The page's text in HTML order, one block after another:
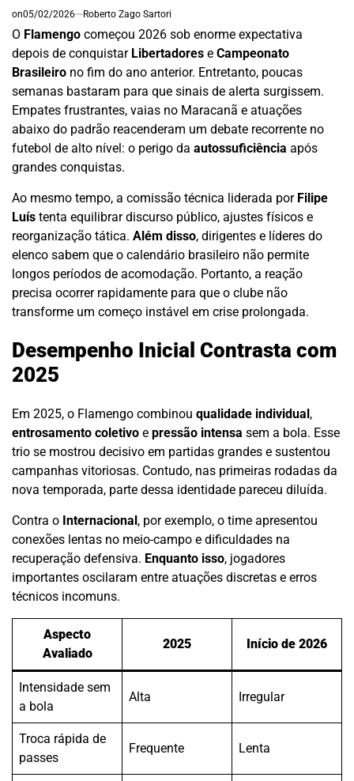
on05/02/2026 Roberto Zago Sartori
O Flamengo começou 2026 sob enorme expectativa
depois de conquistar Libertadores e Campeonato
Brasileiro no fim do ano anterior. Entretanto, poucas
semanas bastaram para que sinais de alerta surgissem.
Empates frustrantes, vaias no Maracanã e atuações
abaixo do padrão reacenderam um debate recorrente no
futebol de alto nível: o perigo da autossuficiência após
grandes conquistas.
Ao mesmo tempo, a comissão técnica liderada por Filipe
Luís tenta equilibrar discurso público, ajustes físicos e
reorganização tática. Além disso, dirigentes e líderes do
elenco sabem que o calendário brasileiro não permite
longos períodos de acomodação. Portanto, a reação
precisa ocorrer rapidamente para que o clube não
transforme um começo instável em crise prolongada.
Desempenho Inicial Contrasta com
2025
Em 2025, o Flamengo combinou qualidade individual,
entrosamento coletivo e pressão intensa sem a bola. Esse
trio se mostrou decisivo em partidas grandes e sustentou
campanhas vitoriosas. Contudo, nas primeiras rodadas da
nova temporada, parte dessa identidade pareceu diluída.
Contra o Internacional, por exemplo, o time apresentou
conexões lentas no meio-campo e dificuldades na
recuperação defensiva. Enquanto isso, jogadores
importantes oscilaram entre atuações discretas e erros
técnicos incomuns.
Aspecto
Avaliado
2025 Início de 2026
Intensidade sem
a bola
Alta Irregular
Troca rápida de
passes
Frequente Lenta